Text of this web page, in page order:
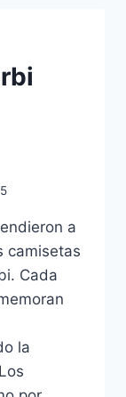
a
camisetas
Cada
la